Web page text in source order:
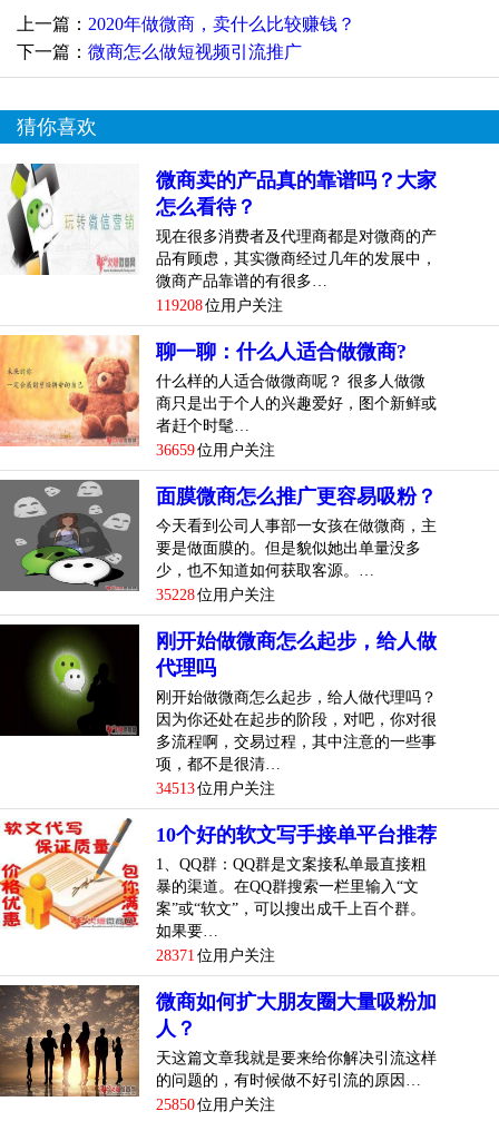
上一篇： 2020年做微商，卖什么比较赚钱？
下一篇： 微商怎么做短视频引流推广
猜你喜欢
微商卖的产品真的靠谱吗？大家
怎么看待？
现在很多消费者及代理商都是对微商的产
品有顾虑，其实微商经过几年的发展中，
微商产品靠谱的有很多…
119208位用户关注
聊一聊：什么人适合做微商?
什么样的人适合做微商呢？ 很多人做微
商只是出于个人的兴趣爱好，图个新鲜或
者赶个时髦…
36659位用户关注
面膜微商怎么推广更容易吸粉？
今天看到公司人事部一女孩在做微商，主
要是做面膜的。但是貌似她出单量没多
少，也不知道如何获取客源。…
35228位用户关注
刚开始做微商怎么起步，给人做
代理吗
刚开始做微商怎么起步，给人做代理吗？
因为你还处在起步的阶段，对吧，你对很
多流程啊，交易过程，其中注意的一些事
项，都不是很清…
34513位用户关注
10个好的软文写手接单平台推荐
1、QQ群：QQ群是文案接私单最直接粗
暴的渠道。在QQ群搜索一栏里输入“文
案”或“软文”，可以搜出成千上百个群。
如果要…
28371 位用户关注
微商如何扩大朋友圈大量吸粉加
人？
天这篇文章我就是要来给你解决引流这样
的问题的，有时候做不好引流的原因…
25850位用户关注